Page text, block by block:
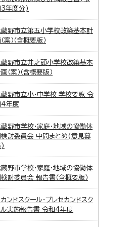
3年度分)
蔵野市立第五小学校改築基本計
案）（含概要版）
蔵野市立井之頭小学校改築基本
（案）（含概要版）
野市立小・中学校 学校要覧 令
4年度
野市学校・家庭・地域の協働体
検討委員会 中間まとめ(意見募
)
野市学校・家庭・地域の協働体
討委員会 報告書（含概要版）
ンドスクール・プレセカンドスク
ル実施報告書 令和4年度